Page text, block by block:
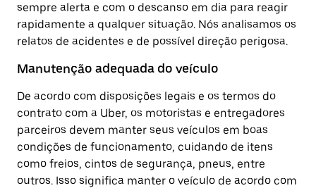
sempre alerta e com o descanso em dia para reagir
rapidamente a qualquer situação. Nós analisamos os
relatos de acidentes e de possível direção perigosa.
Manutenção adequada do veículo
De acordo com disposições legais e os termos do
contrato com a Uber, os motoristas e entregadores
parceiros devem manter seus veículos em boas
condições de funcionamento, cuidando de itens
como freios, cintos de segurança, pneus, entre
outros. Isso significa manter o veículo de acordo com